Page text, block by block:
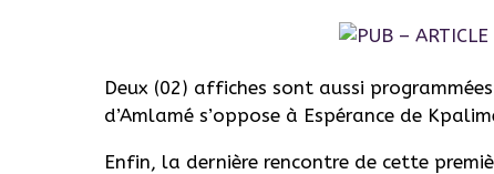
Deux (02) affiches sont aussi
d’Amlamé s’oppose à Espérance de
Enfin, la dernière rencontre de cette